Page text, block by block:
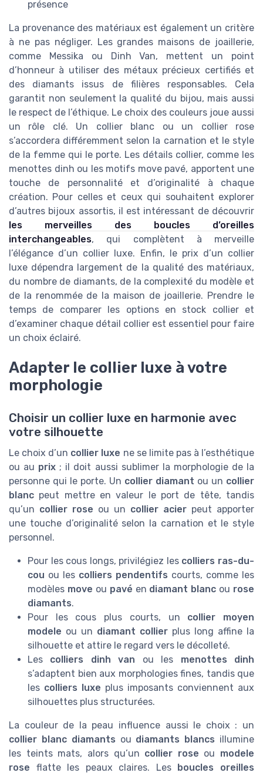
présence
La provenance des matériaux est également un critère
à ne pas négliger. Les grandes maisons de joaillerie,
comme Messika ou Dinh Van, mettent un point
d’honneur à utiliser des métaux précieux certifiés et
des diamants issus de filières responsables. Cela
garantit non seulement la qualité du bijou, mais aussi
le respect de l’éthique. Le choix des couleurs joue aussi
un rôle clé. Un collier blanc ou un collier rose
s’accordera différemment selon la carnation et le style
de la femme qui le porte. Les détails collier, comme les
menottes dinh ou les motifs move pavé, apportent une
touche de personnalité et d’originalité à chaque
création. Pour celles et ceux qui souhaitent explorer
d’autres bijoux assortis, il est intéressant de découvrir
les merveilles des boucles d’oreilles
interchangeables, qui complètent à merveille
l’élégance d’un collier luxe. Enfin, le prix d’un collier
luxe dépendra largement de la qualité des matériaux,
du nombre de diamants, de la complexité du modèle et
de la renommée de la maison de joaillerie. Prendre le
temps de comparer les options en stock collier et
d’examiner chaque détail collier est essentiel pour faire
un choix éclairé.
Adapter le collier luxe à votre
morphologie
Choisir un collier luxe en harmonie avec
votre silhouette
Le choix d’un collier luxe ne se limite pas à l’esthétique
ou au prix ; il doit aussi sublimer la morphologie de la
personne qui le porte. Un collier diamant ou un collier
blanc peut mettre en valeur le port de tête, tandis
qu’un collier rose ou un collier acier peut apporter
une touche d’originalité selon la carnation et le style
personnel.
Pour les cous longs, privilégiez les colliers ras-du-
cou ou les colliers pendentifs courts, comme les
modèles move ou pavé en diamant blanc ou rose
diamants.
Pour les cous plus courts, un collier moyen
modele ou un diamant collier plus long affine la
silhouette et attire le regard vers le décolleté.
Les colliers dinh van ou les menottes dinh
s’adaptent bien aux morphologies fines, tandis que
les colliers luxe plus imposants conviennent aux
silhouettes plus structurées.
La couleur de la peau influence aussi le choix : un
collier blanc diamants ou diamants blancs illumine
les teints mats, alors qu’un collier rose ou modele
rose flatte les peaux claires. Les boucles oreilles